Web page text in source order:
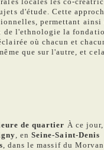
d'étude. Cette
permettant ainsi
de l'ethnologie la
où chacun et
que sur l'autre, et cela
de quartier À ce
, enSeine-Saint-Denis
, dans le massif du